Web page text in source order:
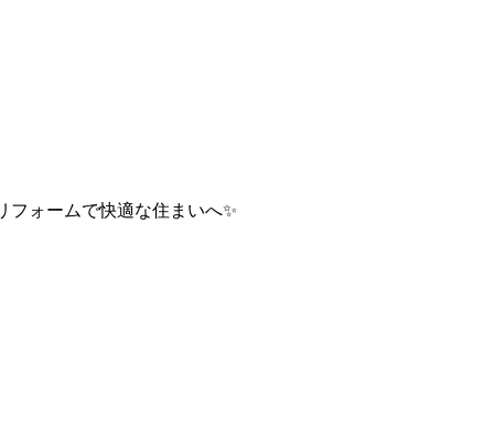
ォームで快適な住まいへ✨